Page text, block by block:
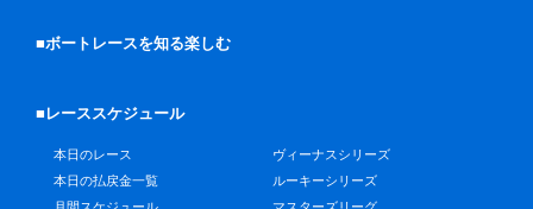
■ボートレースを知る楽しむ
■レーススケジュール
本日のレース
本日の払戻金一覧
ヴィーナスシリーズ
ルーキーシリーズ